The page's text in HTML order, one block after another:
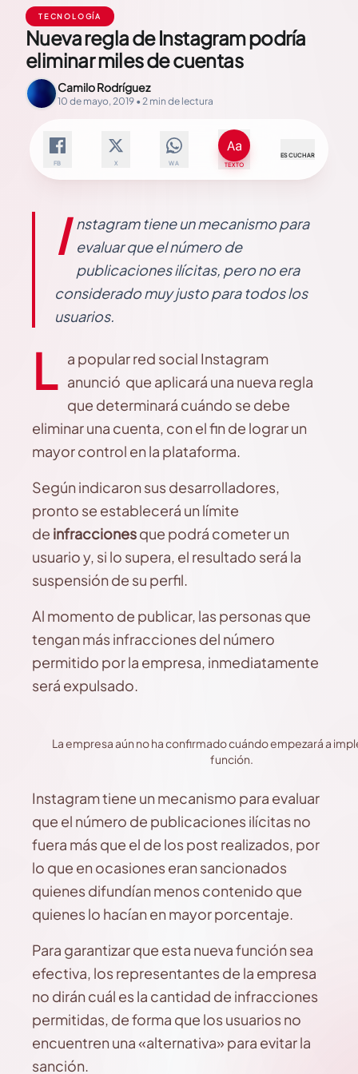
TECNOLOGÍA
Nueva regla de Instagram podría
eliminar miles de cuentas
Camilo Rodríguez
10 de mayo, 2019 • 2 min de lectura
FB X WA TEXTO
ESCUCHAR
I nstagram tiene un mecanismo para
evaluar que el número de
publicaciones ilícitas, pero no era
considerado muy justo para todos los
usuarios.
L a popular red social Instagram
anunció que aplicará una nueva regla
que determinará cuándo se debe
eliminar una cuenta, con el fin de lograr un
mayor control en la plataforma.
Según indicaron sus desarrolladores,
pronto se establecerá un límite
de infraccionesque podrá cometer un
usuario y, si lo supera, el resultado será la
suspensión de su perfil.
Al momento de publicar, las personas que
tengan más infracciones del número
permitido por la empresa, inmediatamente
será expulsado.
La empresa aún no ha confirmado cuándo empezará a
función.
Instagram tiene un mecanismo para evaluar
que el número de publicaciones ilícitas no
fuera más que el de los post realizados, por
lo que en ocasiones eran sancionados
quienes difundían menos contenido que
quienes lo hacían en mayor porcentaje.
Para garantizar que esta nueva función sea
efectiva, los representantes de la empresa
no dirán cuál es la cantidad de infracciones
permitidas, de forma que los usuarios no
encuentren una «alternativa» para evitar la
sanción.